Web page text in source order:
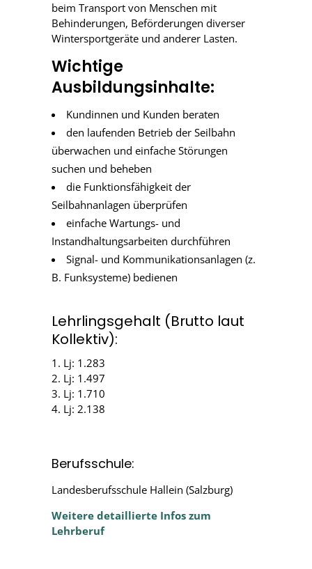
beim Transport von Menschen mit
Behinderungen, Beförderungen diverser
Wintersportgeräte und anderer Lasten.
Wichtige
Ausbildungsinhalte:
Kundinnen und Kunden beraten
den laufenden Betrieb der Seilbahn
überwachen und einfache Störungen
suchen und beheben
die Funktionsfähigkeit der
Seilbahnanlagen überprüfen
einfache Wartungs- und
Instandhaltungsarbeiten durchführen
Signal- und Kommunikationsanlagen (z.
B. Funksysteme) bedienen
Lehrlingsgehalt (Brutto laut
Kollektiv):
1. Lj: 1.283
2. Lj: 1.497
3. Lj: 1.710
4. Lj: 2.138
Berufsschule:
Landesberufsschule Hallein (Salzburg)
Weitere detaillierte Infos zum
Lehrberuf